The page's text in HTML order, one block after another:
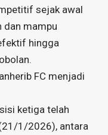
sejak awal
dan mampu
hingga
FC menjadi
ketiga telah
1/2026), antara